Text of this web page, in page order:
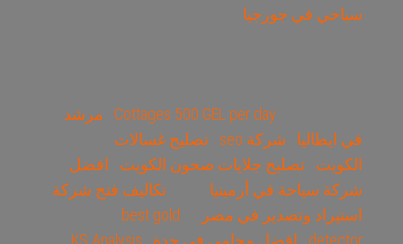
سياحي في جورجيا
Cottages 500 GEL per day
مرشد
في ايطاليا
شركة seo
تصليح غسالات
الكويت
تصليح جلايات صحون الكويت
افضل
شركة سياحة في أرمينيا
تكاليف فتح شركة
استيراد وتصدير في مصر
best gold
detector
افضل محامي في جدة KS Analysis